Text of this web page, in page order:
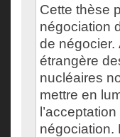
Cette thèse
négociation
de négocier.
étrangère
nucléaires
mettre en
négociation.